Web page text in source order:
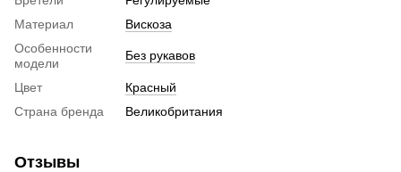
Материал
Вискоза
Особенности
модели
Без рукавов
Цвет
Красный
Страна бренда
Великобритания
Отзывы